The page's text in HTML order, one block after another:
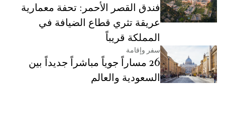
فندق القصر الأحمر: تحفة معمارية
عريقة تثري قطاع الضيافة في
المملكة قريباً
سفر وإقامة
26 مساراً جوياً مباشراً جديداً بين
السعودية والعالم